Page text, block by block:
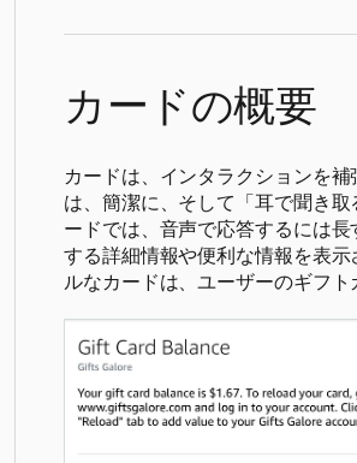
カードの概要
カードは、インタラクションを
は、簡潔に、そして「耳で聞き
ードでは、音声で応答するには
する詳細情報や便利な情報を表
ルなカードは、ユーザーのギフト